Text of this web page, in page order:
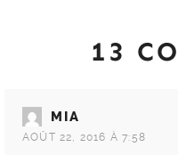
13
MIA
AOÛT 22, 2016 À 7:58